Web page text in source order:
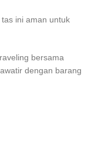
ini aman untuk
bersama
dengan barang